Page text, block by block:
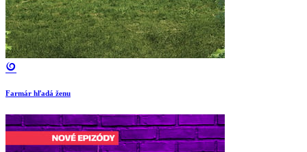
Farmár hľadá ženu